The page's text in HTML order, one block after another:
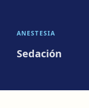
ANESTESIA
Sedación